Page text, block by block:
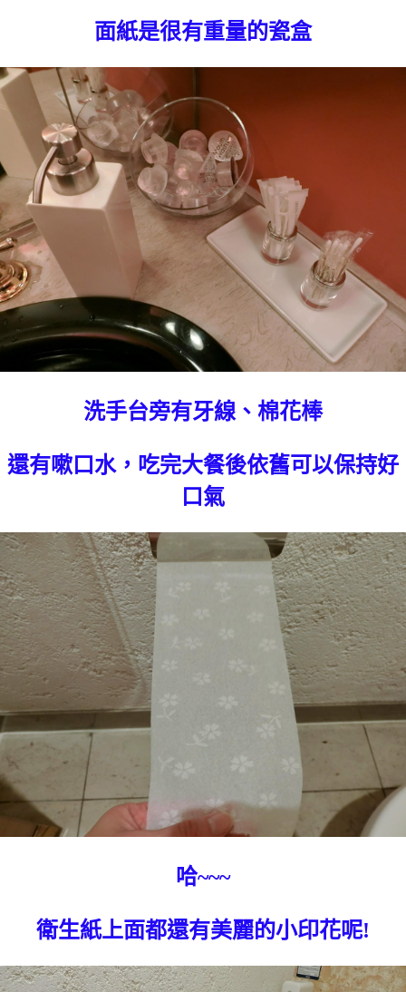
面紙是很有重量的瓷盒
洗手台旁有牙線、棉花棒
還有嗽口水，吃完大餐後依舊可以保持好
口氣
哈~~~
衛生紙上面都還有美麗的小印花呢!